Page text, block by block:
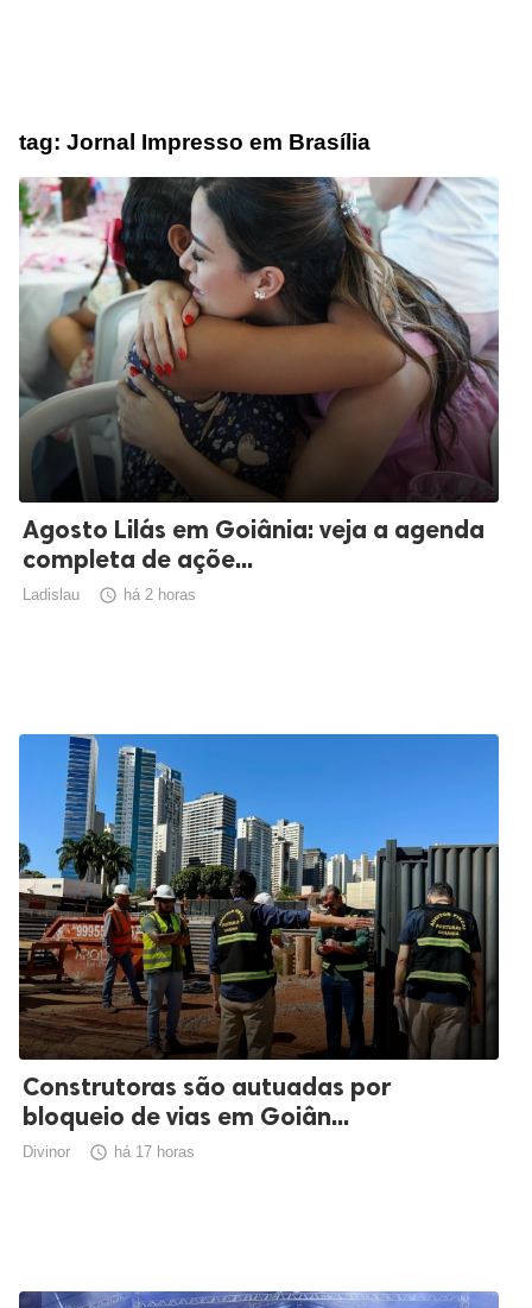
tag: Jornal Impresso em Brasília
Agosto Lilás em Goiânia: veja a agenda
completa de açõe...
Ladislau  há 2 horas
Construtoras são autuadas por
bloqueio de vias em Goiân...
Divinor  há 17 horas